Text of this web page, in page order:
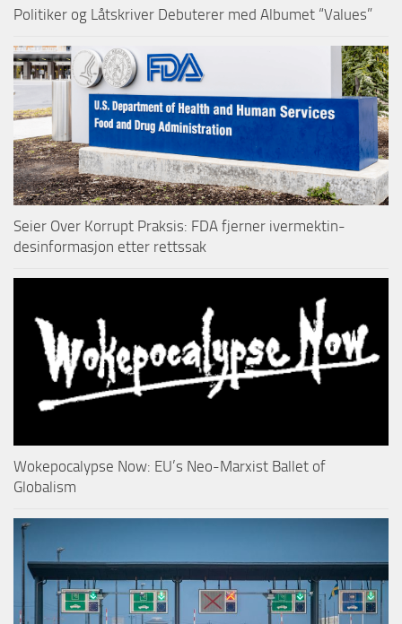
Politiker og Låtskriver Debuterer med Albumet “Values”
Seier Over Korrupt Praksis: FDA fjerner ivermektin-
desinformasjon etter rettssak
Wokepocalypse Now: EU’s Neo-Marxist Ballet of
Globalism